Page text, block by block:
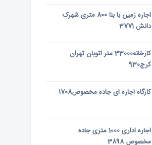
اجاره زمین با بنا 800 متری شهرک
دانش 3771
کارخانه33000 متر اتوبان تهران
کرج930
کارگاه اجاره ای جاده مخصوص1708
اجاره اداری 1000 متری جاده
مخصوص 3898